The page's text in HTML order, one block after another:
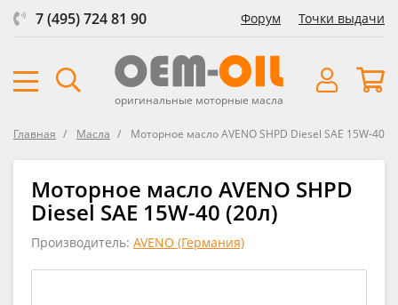
7 (495) 724 81 90 Форум Точки выдачи
оригинальные моторные масла
Главная Масла Моторное масло AVENO SHPD Diesel SAE 15W-40
Моторное масло AVENO SHPD
Diesel SAE 15W-40 (20л)
Производитель: AVENO (Германия)